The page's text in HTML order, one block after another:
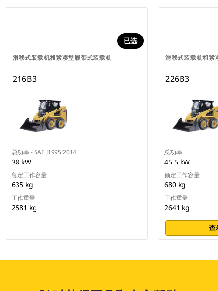
滑移式装载机和紧凑型履带式装载机
已选
216B3
总功率 - SAE J1995:2014
38 kW
额定工作容量
635 kg
工作重量
2581 kg
滑移式装载机和紧
226B3
总功率
45.5 kW
额定工作容量
680 kg
工作重量
2641 kg
查